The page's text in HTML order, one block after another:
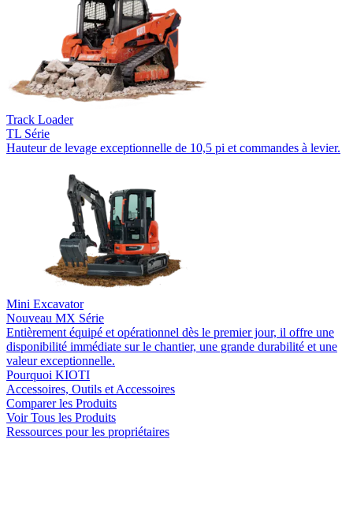
Track Loader
TL Série
Hauteur de levage exceptionnelle de 10,5 pi et commandes à levier.
Mini Excavator
Nouveau MX Série
Entièrement équipé et opérationnel dès le premier jour, il offre une
disponibilité immédiate sur le chantier, une grande durabilité et une
valeur exceptionnelle.
Pourquoi KIOTI
Accessoires, Outils et Accessoires
Comparer les Produits
Voir Tous les Produits
Ressources pour les propriétaires